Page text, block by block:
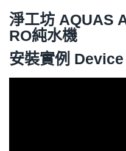
淨工坊 AQUAS
RO純水機
安裝實例